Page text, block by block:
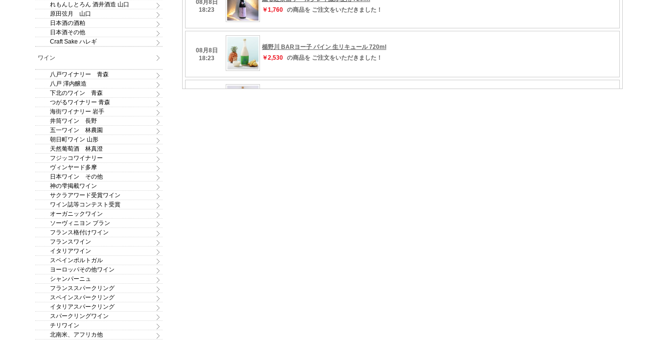
れもんしとろん 酒井酒造 山口
原田弦月 山口
日本酒の酒粕
日本酒その他
Craft Sake ハレギ
ワイン
八戸ワイナリー 青森
八戸 澤内醸造
下北のワイン 青森
つがるワイナリー 青森
海街ワイナリー 岩手
井筒ワイン 長野
五一ワイン 林農園
朝日町ワイン 山形
天然葡萄酒 林真澄
フジッコワイナリー
ヴィンヤード多摩
日本ワイン その他
神の雫掲載ワイン
サクラアワード受賞ワイン
ワイン誌等コンテスト受賞
オーガニックワイン
ソーヴィニヨン ブラン
フランス格付けワイン
フランスワイン
イタリアワイン
スペインポルトガル
ヨーロッパその他ワイン
シャンパーニュ
フランススパークリング
スペインスパークリング
イタリアスパークリング
スパークリングワイン
チリワイン
北南米、アフリカ他